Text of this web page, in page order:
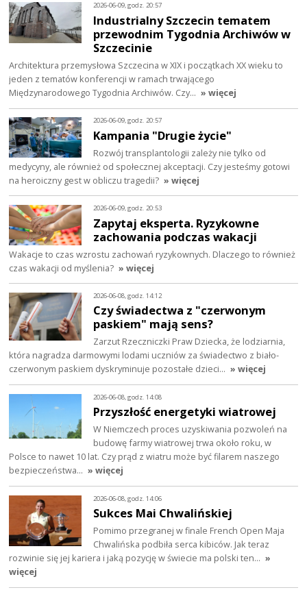
2026-06-09, godz. 20:57
Industrialny Szczecin tematem
przewodnim Tygodnia Archiwów w
Szczecinie
Architektura przemysłowa Szczecina w XIX i początkach XX wieku to
jeden z tematów konferencji w ramach trwającego
Międzynarodowego Tygodnia Archiwów. Czy… » więcej
2026-06-09, godz. 20:57
Kampania "Drugie życie"
Rozwój transplantologii zależy nie tylko od
medycyny, ale również od społecznej akceptacji. Czy jesteśmy gotowi
na heroiczny gest w obliczu tragedii? » więcej
2026-06-09, godz. 20:53
Zapytaj eksperta. Ryzykowne
zachowania podczas wakacji
Wakacje to czas wzrostu zachowań ryzykownych. Dlaczego to również
czas wakacji od myślenia? » więcej
2026-06-08, godz. 14:12
Czy świadectwa z "czerwonym
paskiem" mają sens?
Zarzut Rzeczniczki Praw Dziecka, że lodziarnia,
która nagradza darmowymi lodami uczniów za świadectwo z biało-
czerwonym paskiem dyskryminuje pozostałe dzieci… » więcej
2026-06-08, godz. 14:08
Przyszłość energetyki wiatrowej
W Niemczech proces uzyskiwania pozwoleń na
budowę farmy wiatrowej trwa około roku, w
Polsce to nawet 10 lat. Czy prąd z wiatru może być filarem naszego
bezpieczeństwa… » więcej
2026-06-08, godz. 14:06
Sukces Mai Chwalińskiej
Pomimo przegranej w finale French Open Maja
Chwalińska podbiła serca kibiców. Jak teraz
rozwinie się jej kariera i jaką pozycję w świecie ma polski ten… »
więcej